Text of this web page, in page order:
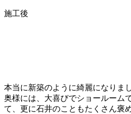
施工後
本当に新築のように綺麗になりま
奥様には、大喜びでショールーム
て、更に石井のこともたくさん褒